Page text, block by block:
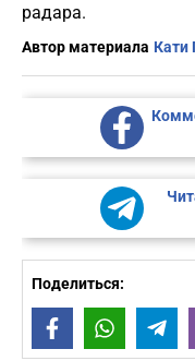
радара.
Автор материала Кати
Поделиться:
FacebookWhatsApp